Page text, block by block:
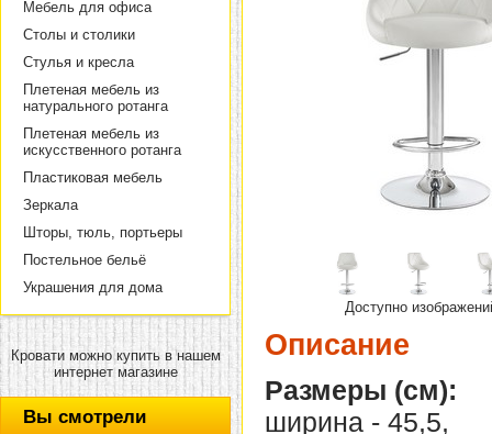
Мебель для офиса
Столы и столики
Стулья и кресла
Плетеная мебель из
натурального ротанга
Плетеная мебель из
искусственного ротанга
Пластиковая мебель
Зеркала
Шторы, тюль, портьеры
Постельное бельё
Украшения для дома
Кровати можно купить в нашем
интернет магазине
Вы смотрели
Доступно
Описание
Размеры (см):
ширина - 45,5,